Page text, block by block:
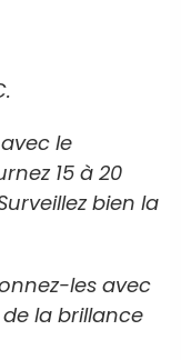
le
15 à 20
bien la
les avec
la brillance